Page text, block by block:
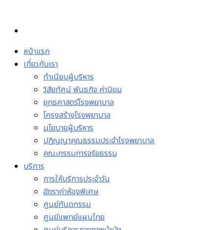
content
หน้าแรก
เกี่ยวกับเรา
ทำเนียบผู้บริหาร
วิสัยทัศน์ พันธกิจ ค่านิยม
ยุทธศาสตร์โรงพยาบาล
โครงสร้างโรงพยาบาล
นโยบายผู้บริหาร
ปฏิญญาคุณธรรมประจำโรงพยาบาล
คณะกรรมการจริยธรรม
บริการ
การให้บริการประจำวัน
อัตราค่าห้องพิเศษ
ศูนย์ทันตกรรม
ศูนย์แพทย์แผนไทย